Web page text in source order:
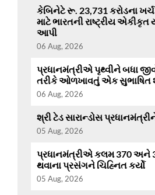
કેબિનેટે રૂ. 23,731 કરોડના
માટે ભારતની રાષ્ટ્રીય
આપી
06 Aug, 2026
પ્રધાનમંત્રીએ પૃથ્વીને બધા
તરીકે ઓળખાવતું એક સુભાષિત
06 Aug, 2026
શ્રી ટેડ સારાન્ડોસ
05 Aug, 2026
પ્રધાનમંત્રીએ કલમ 370 અને
થવાના પ્રસંગને ચિહ્નિત કર્યો
05 Aug, 2026